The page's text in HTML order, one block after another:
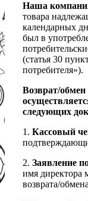
Наша
товара
календарных
был в
(статья 30
потребителя»).
Возврат/
следующих
1. Кассовый
2. Заявление
имя директора
возврата/